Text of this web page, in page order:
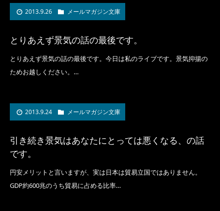
2013.9.26 メールマガジン文庫
とりあえず景気の話の最後です。
とりあえず景気の話の最後です。今日は私のライブです。景気抑揚の
ためお越しください。…
2013.9.24 メールマガジン文庫
引き続き景気はあなたにとっては悪くなる、の話
です。
円安メリットと言いますが、実は日本は貿易立国ではありません。
GDP約600兆のうち貿易に占める比率…